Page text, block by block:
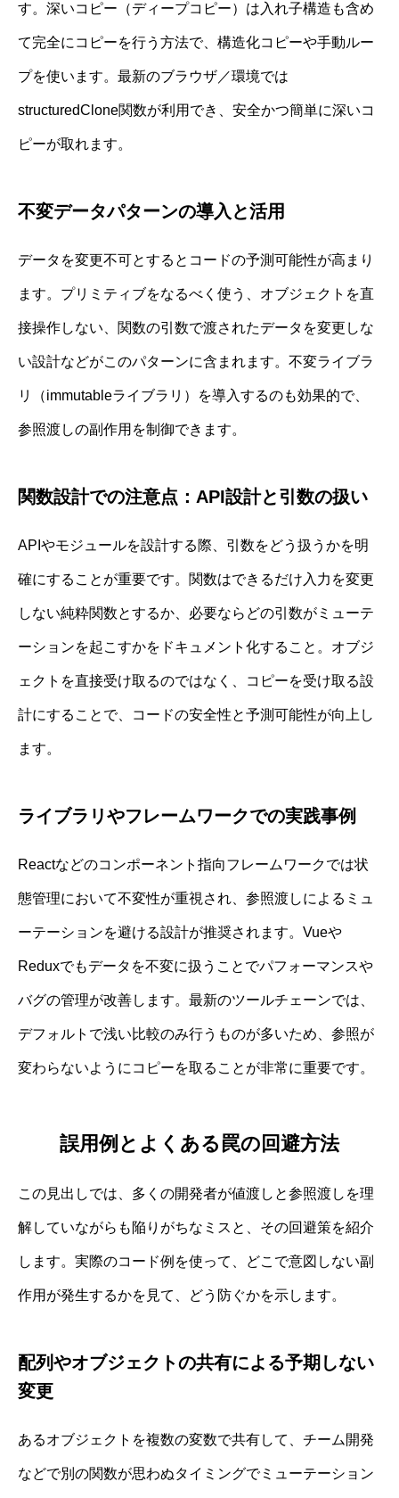
す。深いコピー（ディープコピー）は入れ子構造も含め
て完全にコピーを行う方法で、構造化コピーや手動ルー
プを使います。最新のブラウザ／環境では
structuredClone関数が利用でき、安全かつ簡単に深いコ
ピーが取れます。
不変データパターンの導入と活用
データを変更不可とするとコードの予測可能性が高まり
ます。プリミティブをなるべく使う、オブジェクトを直
接操作しない、関数の引数で渡されたデータを変更しな
い設計などがこのパターンに含まれます。不変ライブラ
リ（immutableライブラリ）を導入するのも効果的で、
参照渡しの副作用を制御できます。
関数設計での注意点：API設計と引数の扱い
APIやモジュールを設計する際、引数をどう扱うかを明
確にすることが重要です。関数はできるだけ入力を変更
しない純粋関数とするか、必要ならどの引数がミューテ
ーションを起こすかをドキュメント化すること。オブジ
ェクトを直接受け取るのではなく、コピーを受け取る設
計にすることで、コードの安全性と予測可能性が向上し
ます。
ライブラリやフレームワークでの実践事例
Reactなどのコンポーネント指向フレームワークでは状
態管理において不変性が重視され、参照渡しによるミュ
ーテーションを避ける設計が推奨されます。Vueや
Reduxでもデータを不変に扱うことでパフォーマンスや
バグの管理が改善します。最新のツールチェーンでは、
デフォルトで浅い比較のみ行うものが多いため、参照が
変わらないようにコピーを取ることが非常に重要です。
誤用例とよくある罠の回避方法
この見出しでは、多くの開発者が値渡しと参照渡しを理
解していながらも陥りがちなミスと、その回避策を紹介
します。実際のコード例を使って、どこで意図しない副
作用が発生するかを見て、どう防ぐかを示します。
配列やオブジェクトの共有による予期しない
変更
あるオブジェクトを複数の変数で共有して、チーム開発
などで別の関数が思わぬタイミングでミューテーション